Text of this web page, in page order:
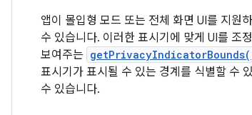
앱이 몰입형 모드 또는 전체 화면 UI를 지원
수 있습니다. 이러한 표시기에 맞게 UI를 조
보여주는
표시기가 표시될 수 있는 경계를 식별할 수
수 있습니다.